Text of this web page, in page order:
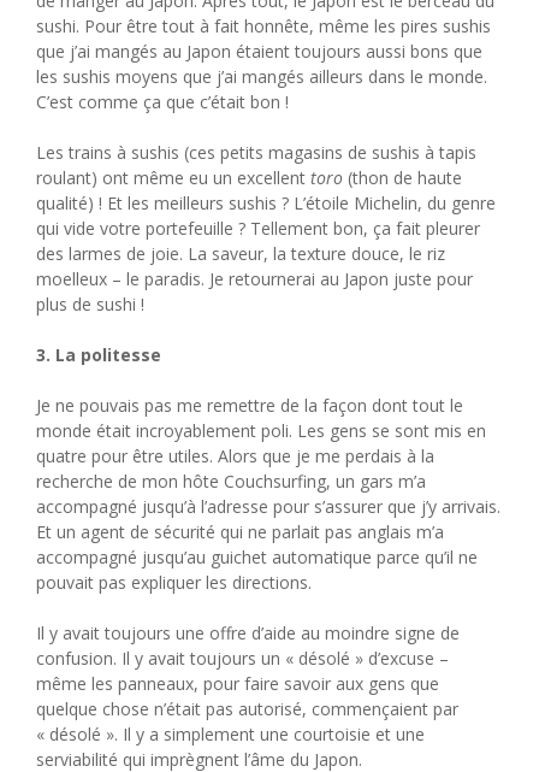
sushi. Pour être tout à fait honnête, même les pires sushis
que j’ai mangés au Japon étaient toujours aussi bons que
les sushis moyens que j’ai mangés ailleurs dans le monde.
C’est comme ça que c’était bon !
Les trains à sushis (ces petits magasins de sushis à tapis
roulant) ont même eu un excellent toro (thon de haute
qualité) ! Et les meilleurs sushis ? L’étoile Michelin, du genre
qui vide votre portefeuille ? Tellement bon, ça fait pleurer
des larmes de joie. La saveur, la texture douce, le riz
moelleux – le paradis. Je retournerai au Japon juste pour
plus de sushi !
3. La politesse
Je ne pouvais pas me remettre de la façon dont tout le
monde était incroyablement poli. Les gens se sont mis en
quatre pour être utiles. Alors que je me perdais à la
recherche de mon hôte Couchsurfing, un gars m’a
accompagné jusqu’à l’adresse pour s’assurer que j’y arrivais.
Et un agent de sécurité qui ne parlait pas anglais m’a
accompagné jusqu’au guichet automatique parce qu’il ne
pouvait pas expliquer les directions.
Il y avait toujours une offre d’aide au moindre signe de
confusion. Il y avait toujours un « désolé » d’excuse –
même les panneaux, pour faire savoir aux gens que
quelque chose n’était pas autorisé, commençaient par
« désolé ». Il y a simplement une courtoisie et une
serviabilité qui imprègnent l’âme du Japon.